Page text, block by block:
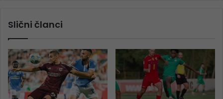
Slični članci